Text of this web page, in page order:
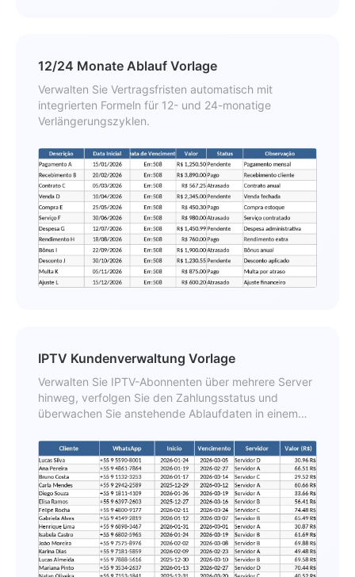
12/24 Monate Ablauf Vorlage
Verwalten Sie Vertragsfristen automatisch mit
integrierten Formeln für 12- und 24-monatige
Verlängerungszyklen.
IPTV Kundenverwaltung Vorlage
Verwalten Sie IPTV-Abonnenten über mehrere Server
hinweg, verfolgen Sie den Zahlungsstatus und
überwachen Sie anstehende Ablaufdaten in einem